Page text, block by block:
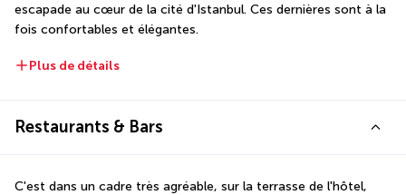
escapade au cœur de la cité d'Istanbul. Ces dernières sont à la
fois confortables et élégantes.
Plus de détails
Restaurants & Bars
C'est dans un cadre très agréable, sur la terrasse de l'hôtel,